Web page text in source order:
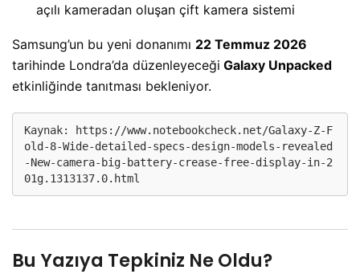
açılı kameradan oluşan çift kamera sistemi
Samsung’un bu yeni donanımı 22 Temmuz 2026
tarihinde Londra’da düzenleyeceği Galaxy Unpacked
etkinliğinde tanıtması bekleniyor.
Kaynak:
https://www.notebookcheck.net/Galaxy-Z-F
old-8-Wide-detailed-specs-design-models-revealed
-New-camera-big-battery-crease-free-display-in-2
01g.1313137.0.html
Bu Yazıya Tepkiniz Ne Oldu?